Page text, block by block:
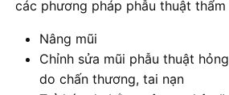
các phương pháp phẫu thuật thẩm
Nâng mũi
Chỉnh sửa mũi phẫu thuật
do chấn thương, tai nạn